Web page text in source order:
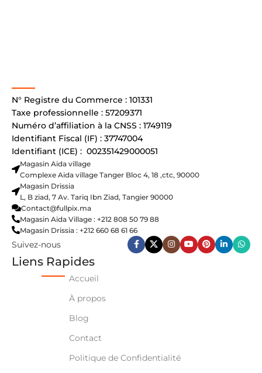
N° Registre du Commerce : 101331
Taxe professionnelle : 57209371
Numéro d’affiliation à la CNSS : 1749119
Identifiant Fiscal (IF) : 37747004
Identifiant (ICE) : 002351429000051
Magasin Aida village
Complexe Aida village Tanger Bloc 4, 18 ,ctc, 90000
Magasin Drissia
L, B ziad, 7 Av. Tariq Ibn Ziad, Tangier 90000
Contact@fullpix.ma
Magasin Aida Village : +212 808 50 79 88
Magasin Drissia : +212 660 68 61 66
Suivez-nous
Liens Rapides
Accueil
À propos
Blog
Contact
Politique de Confidentialité